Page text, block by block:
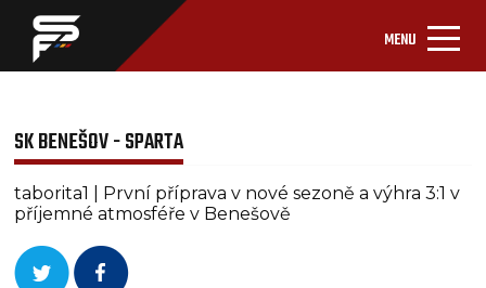
MENU
SK BENEŠOV - SPARTA
taborita1 | První příprava v nové sezoně a výhra 3:1 v
příjemné atmosféře v Benešově